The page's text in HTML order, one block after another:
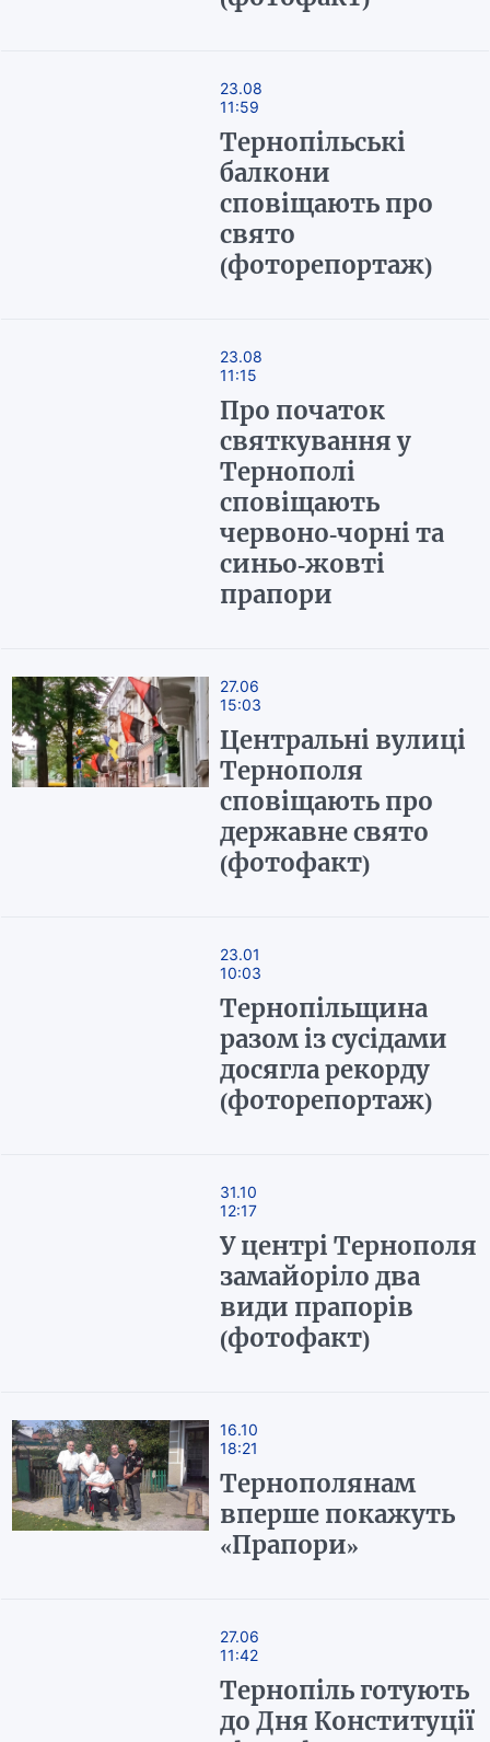
23.08
11:59
Тернопільські
балкони
сповіщають про
свято
(фоторепортаж)
23.08
11:15
Про початок
святкування у
Тернополі
сповіщають
червоно-чорні та
синьо-жовті
прапори
27.06
15:03
Центральні вулиці
Тернополя
сповіщають про
державне свято
(фотофакт)
23.01
10:03
Тернопільщина
разом із сусідами
досягла рекорду
(фоторепортаж)
31.10
12:17
У центрі Тернополя
замайоріло два
види прапорів
(фотофакт)
16.10
18:21
Тернополянам
вперше покажуть
«Прапори»
27.06
11:42
Тернопіль готують
до Дня Конституції